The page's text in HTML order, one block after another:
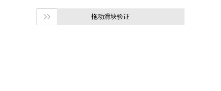
拖动滑块验证